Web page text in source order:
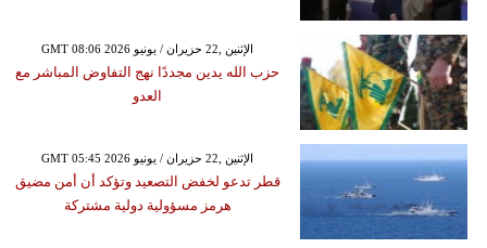
GMT 08:06 2026 الإثنين ,22 حزيران / يونيو
حزب الله يدين مجددًا نهج التفاوض المباشر مع
العدو
GMT 05:45 2026 الإثنين ,22 حزيران / يونيو
قطر تدعو لخفض التصعيد وتؤكد أن أمن مضيق
هرمز مسؤولية دولية مشتركة